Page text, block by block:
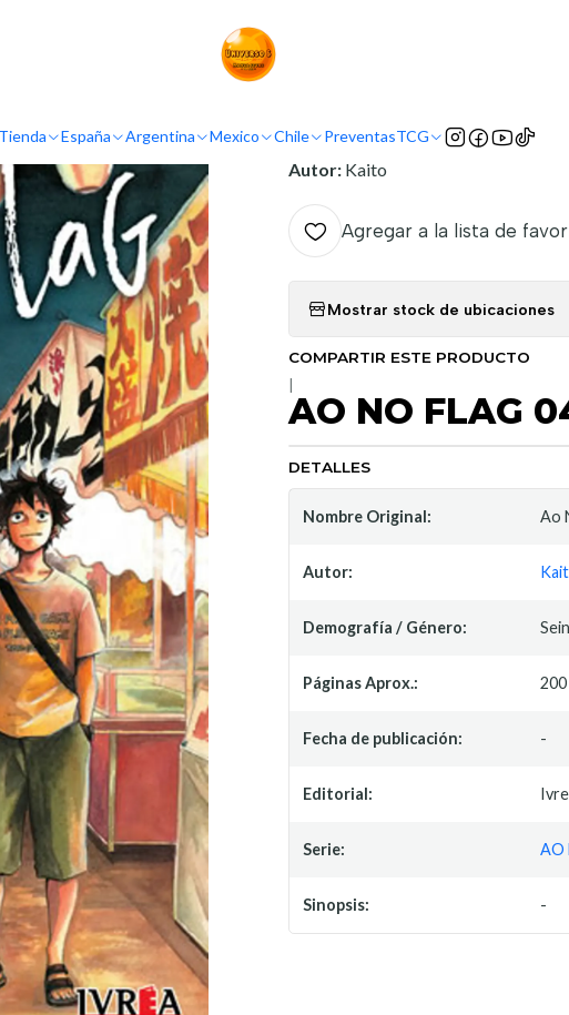
Tienda España Argentina Mexico Chile PreventasTCG
Nombre Original:Ao No Flag
Autor: Kaito
Agregar a la lista de
Mostrar stock de ubicaciones
COMPARTIR ESTE PRODUCTO
AO NO FLAG
DETALLES
Nombre Original: Ao
Autor:
Demografía / Género:
Páginas Aprox.: 200
Fecha de publicación: -
Editorial:
Serie: AO
Sinopsis: -